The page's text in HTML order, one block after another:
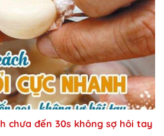
chưa đến 30s không sợ hôi tay